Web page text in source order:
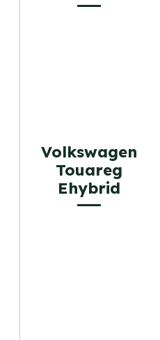
Volkswagen
Touareg
Ehybrid